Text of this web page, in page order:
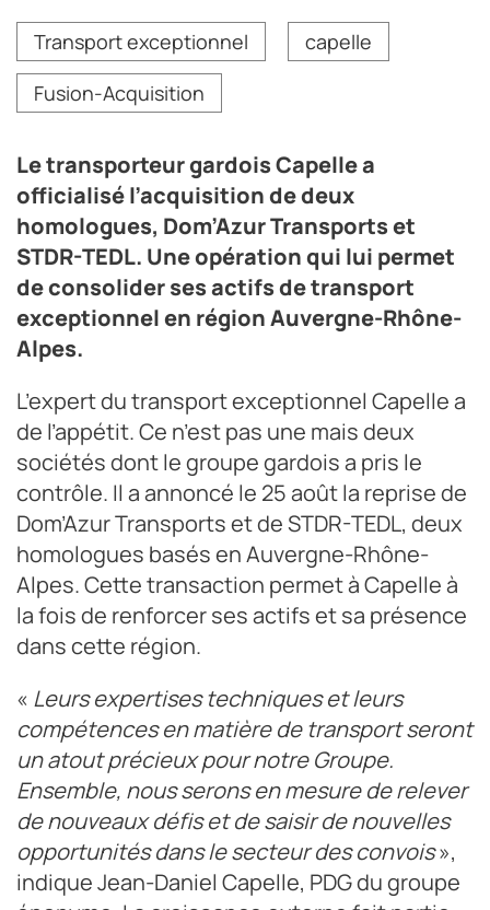
Avec l'acquisition de Dom'Azur et de STDR-TEDL, Jean-
Daniel Capelle dirige une entité employant près de 2
000 salariés et opérant 1 300 tracteurs.
Crédit photo Capelle
Transport exceptionnel
capelle
Fusion-Acquisition
Le transporteur gardois Capelle a
officialisé l’acquisition de deux
homologues, Dom’Azur Transports et
STDR-TEDL. Une opération qui lui permet
de consolider ses actifs de transport
exceptionnel en région Auvergne-Rhône-
Alpes.
L’expert du transport exceptionnel Capelle a
de l’appétit. Ce n’est pas une mais deux
sociétés dont le groupe gardois a pris le
contrôle. Il a annoncé le 25 août la reprise de
Dom’Azur Transports et de STDR-TEDL, deux
homologues basés en Auvergne-Rhône-
Alpes. Cette transaction permet à Capelle à
la fois de renforcer ses actifs et sa présence
dans cette région.
« Leurs expertises techniques et leurs
compétences en matière de transport seront
un atout précieux pour notre Groupe.
Ensemble, nous serons en mesure de relever
de nouveaux défis et de saisir de nouvelles
opportunités dans le secteur des convois»,
indique Jean-Daniel Capelle, PDG du groupe